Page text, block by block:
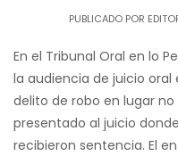
PUBLICADO POR
En el Tribunal Oral en lo
la audiencia de juicio
delito de robo en lugar
presentado al juicio
recibieron sentencia. El